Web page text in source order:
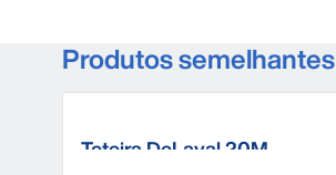
Produtos semelhantes
Teteira DeLaval 20M